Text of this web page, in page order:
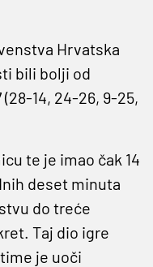
Hrvatska
bili bolji od
14, 24-26, 9-25,
te je imao čak 14
deset minuta
do treće
Taj dio igre
je uoči